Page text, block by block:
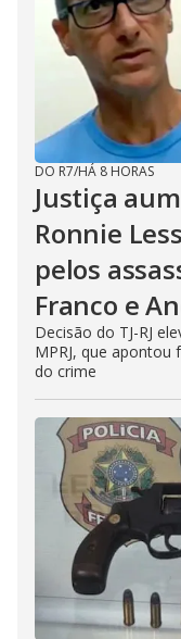
DO R7/HÁ 8 HORAS
Justiça
Ronnie
pelos
Franco e
Decisão do TJ-RJ
MPRJ, que apontou
do crime